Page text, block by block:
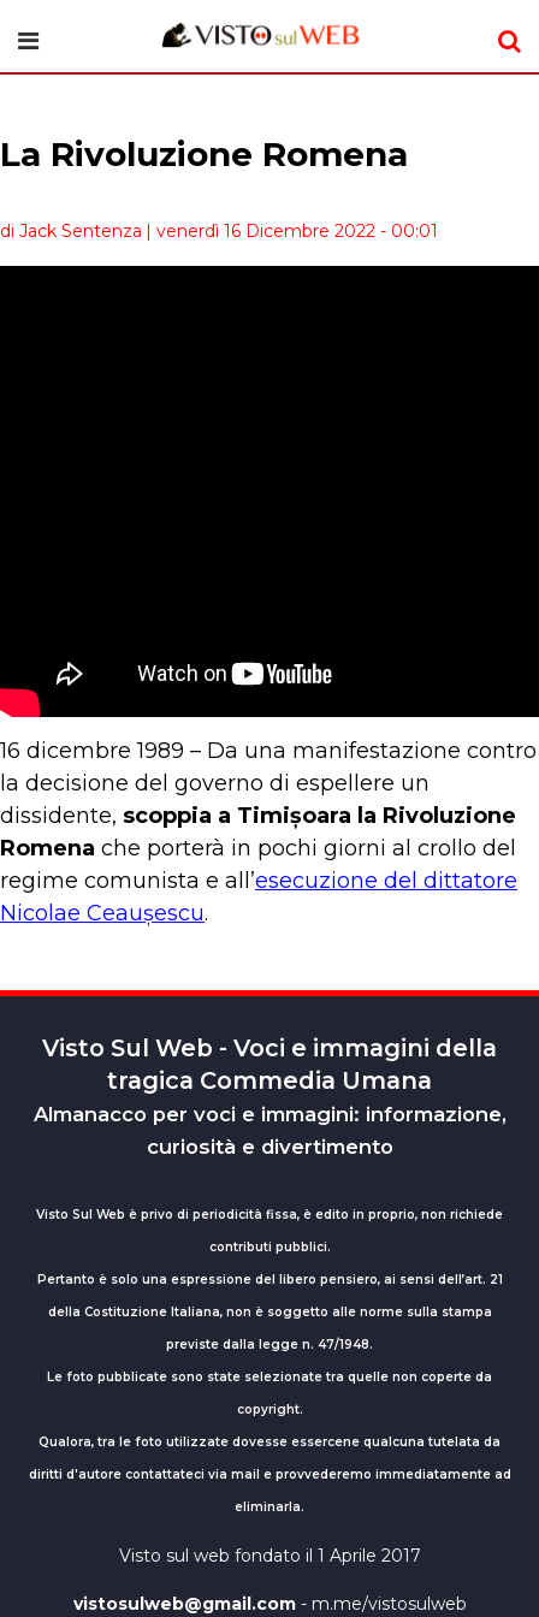
La Rivoluzione Romena
di Jack Sentenza | venerdì 16 Dicembre 2022 - 00:01
16 dicembre 1989 – Da una manifestazione contro
la decisione del governo di espellere un
dissidente, scoppia a Timișoara la Rivoluzione
Romena che porterà in pochi giorni al crollo del
regime comunista e all’esecuzione del dittatore
Nicolae Ceaușescu.
Visto Sul Web - Voci e immagini della
tragica Commedia Umana
Almanacco per voci e immagini: informazione,
curiosità e divertimento
Visto Sul Web è privo di periodicità fissa, è edito in proprio, non richiede
contributi pubblici.
Pertanto è solo una espressione del libero pensiero, ai sensi dell’art. 21
della Costituzione Italiana, non è soggetto alle norme sulla stampa
previste dalla legge n. 47/1948.
Le foto pubblicate sono state selezionate tra quelle non coperte da
copyright.
Qualora, tra le foto utilizzate dovesse essercene qualcuna tutelata da
diritti d'autore contattateci via mail e provvederemo immediatamente ad
eliminarla.
Visto sul web fondato il 1 Aprile 2017
vistosulweb@gmail.com- m.me/vistosulweb